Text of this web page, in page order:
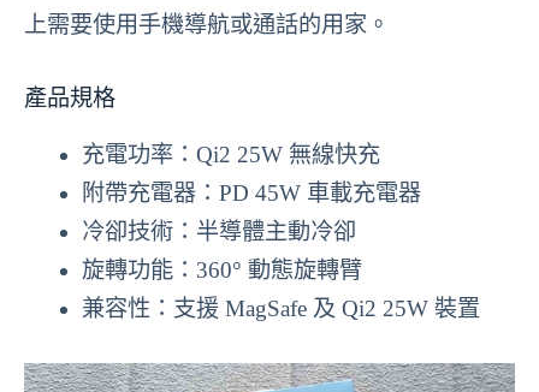
上需要使用手機導航或通話的用家。
產品規格
充電功率：Qi2 25W 無線快充
附帶充電器：PD 45W 車載充電器
冷卻技術：半導體主動冷卻
旋轉功能：360° 動態旋轉臂
兼容性：支援 MagSafe 及 Qi2 25W 裝置